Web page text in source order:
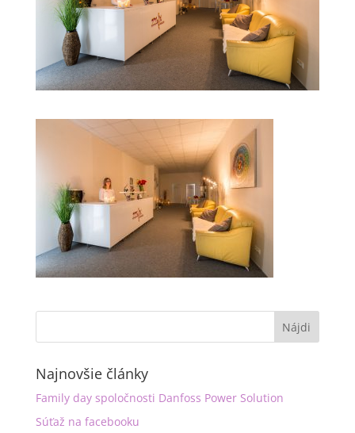
Najnovšie články
Family day spoločnosti Danfoss Power Solution
Súťaž na facebooku